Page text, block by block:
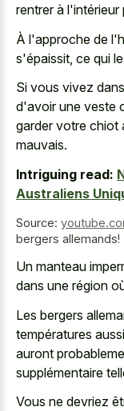
rentrer à
À l'approche de
s'épaissit, ce qui
Si vous vivez
d'avoir une veste
garder votre chiot
mauvais.
Intriguing read:
Australiens
Source:
bergers allemands!
Un manteau
dans une région
Les bergers
températures
auront
supplémentaire
Vous ne devriez